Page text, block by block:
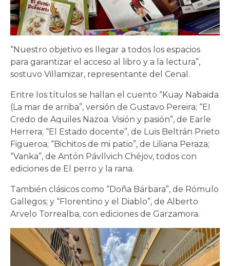
“Nuestro objetivo es llegar a todos los espacios
para garantizar el acceso al libro y a la lectura”,
sostuvo Villamizar, representante del Cenal.
Entre los títulos se hallan el cuento “Kuay Nabaida
(La mar de arriba”, versión de Gustavo Pereira; “EI
Credo de Aquiles Nazoa. Visión y pasión”, de Earle
Herrera; “El Estado docente”, de Luis Beltrán Prieto
Figueroa; “Bichitos de mi patio”, de Liliana Peraza;
“Vanka”, de Antón Pávllvich Chéjov, todos con
ediciones de El perro y la rana.
También clásicos como “Doña Bárbara”, de Rómulo
Gallegos; y “Florentino y el Diablo”, de Alberto
Arvelo Torrealba, con ediciones de Garzamora.